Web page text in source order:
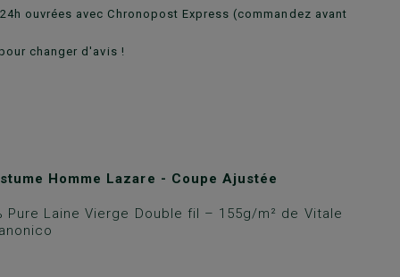
ouvrées avec Chronopost Express (commandez avant
changer d'avis !
Homme Lazare - Coupe Ajustée
Pure Laine Vierge Double fil – 155g/m² de Vitale